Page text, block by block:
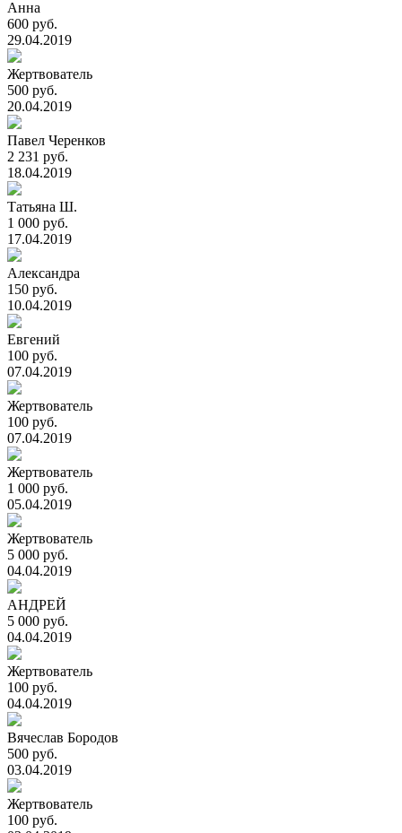
Анна
600 руб.
29.04.2019
Жертвователь
500 руб.
20.04.2019
Павел Черенков
2 231 руб.
18.04.2019
Татьяна Ш.
1 000 руб.
17.04.2019
Александра
150 руб.
10.04.2019
Евгений
100 руб.
07.04.2019
Жертвователь
100 руб.
07.04.2019
Жертвователь
1 000 руб.
05.04.2019
Жертвователь
5 000 руб.
04.04.2019
АНДРЕЙ
5 000 руб.
04.04.2019
Жертвователь
100 руб.
04.04.2019
Вячеслав Бородов
500 руб.
03.04.2019
Жертвователь
100 руб.